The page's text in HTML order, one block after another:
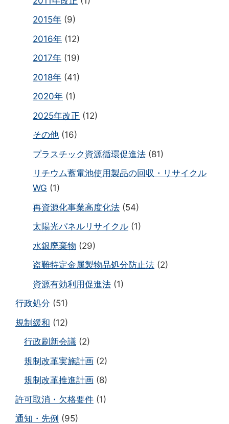
2015年 (9)
2016年 (12)
2017年 (19)
2018年 (41)
2020年 (1)
2025年改正 (12)
その他 (16)
プラスチック資源循環促進法 (81)
リチウム蓄電池使用製品の回収・リサイクル
WG (1)
再資源化事業高度化法 (54)
太陽光パネルリサイクル (1)
水銀廃棄物 (29)
盗難特定金属製物品処分防止法 (2)
資源有効利用促進法 (1)
行政処分 (51)
規制緩和 (12)
行政刷新会議 (2)
規制改革実施計画 (2)
規制改革推進計画 (8)
許可取消・欠格要件 (1)
通知・先例 (95)